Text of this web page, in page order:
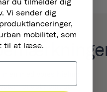
med vores hjelms
er det nemt at
Vi sender dig
mobilitet, som
til at læse.